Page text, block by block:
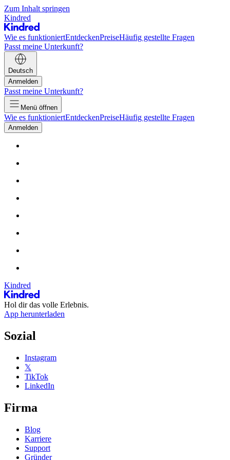
Zum Inhalt springen
Kindred
Wie es funktioniertEntdeckenPreiseHäufig gestellte Fragen
Passt meine Unterkunft?
Deutsch
Anmelden
Passt meine Unterkunft?
Menü öffnen
Wie es funktioniertEntdeckenPreiseHäufig gestellte Fragen
Anmelden
Kindred
Hol dir das volle Erlebnis.
App herunterladen
Sozial
Instagram
𝕏
TikTok
LinkedIn
Firma
Blog
Karriere
Support
Gründer